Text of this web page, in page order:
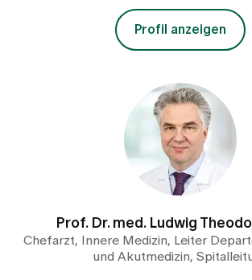
Profil anzeigen
Prof. Dr. med. Ludwig
Chefarzt, Innere Medizin, Leiter
und Akutmedizin,